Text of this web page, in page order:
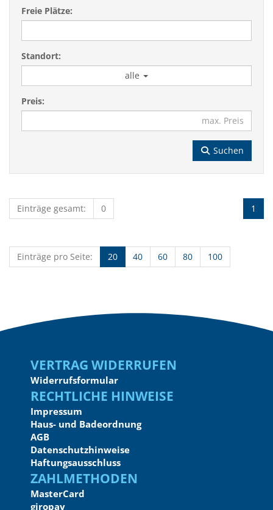
Freie Plätze:
Standort:
alle
Preis:
Suchen
1
Einträge gesamt: 0
Einträge pro Seite: 20 40 60 80 100
Vertrag widerrufen
Widerrufsformular
Rechtliche Hinweise
Impressum
Haus- und Badeordnung
AGB
Datenschutzhinweise
Haftungsausschluss
Zahlmethoden
MasterCard
giropay